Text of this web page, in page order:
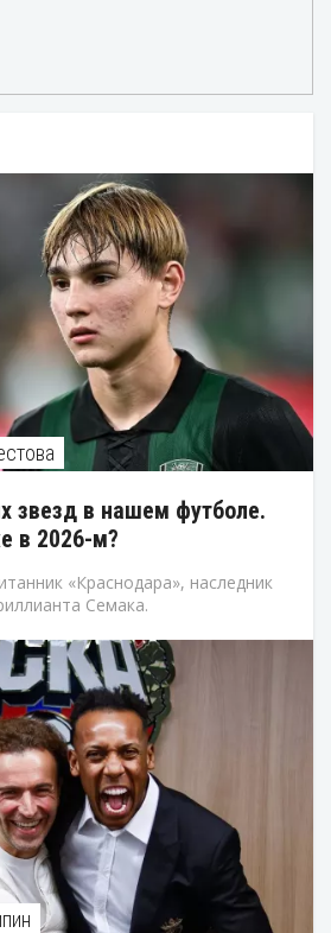
звезд в нашем футболе.
в 2026-м?
«Краснодара», наследник
Семака.